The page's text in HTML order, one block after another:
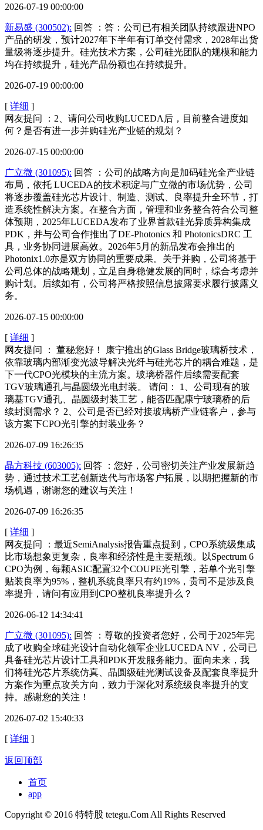
2026-07-19 00:00:00
新易盛 (300502): 回答 ：答：公司已有相关团队持续跟进NPO
产品的研发，预计2027年下半年有订单交付需求，2028年出货
量级将逐步提升。硅光技术方案，公司硅光团队的规模和能力
均在持续提升，硅光产品份额也在持续提升。
2026-07-19 00:00:00
[ 详细 ]
网友提问 ：2、请问公司收购LUCEDA后，目前整合进度如
何？是否有进一步并购硅光产业链的规划？
2026-07-15 00:00:00
广立微 (301095): 回答 ：公司的战略方向是加码硅光全产业链
布局，依托 LUCEDA的技术积淀与广立微的市场优势，公司
将逐步覆盖硅光芯片设计、制造、测试、良率提升全环节，打
造系统性解决方案。在整合方面，管理和业务整合符合公司整
体预期，2025年LUCEDA发布了业界首款硅光异质异构集成
PDK，并与公司合作推出了DE-Photonics 和 PhotonicsDRC 工
具，业务协同进展高效。2026年5月的新品发布会推出的
Photonix1.0亦是双方协同的重要成果。关于并购，公司将基于
公司总体的战略规划，立足自身稳健发展的同时，综合考虑并
购计划。后续如有，公司将严格按照信息披露要求履行披露义
务。
2026-07-15 00:00:00
[ 详细 ]
网友提问 ： 董秘您好！ 康宁推出的Glass Bridge玻璃桥技术，
依靠玻璃内部渐变光波导解决光纤与硅光芯片的耦合难题，是
下一代CPO光模块的主流方案。玻璃桥器件后续需要配套
TGV玻璃通孔与晶圆级光电封装。 请问： 1、公司现有的玻
璃基TGV通孔、晶圆级封装工艺，能否匹配康宁玻璃桥的后
续封测需求？ 2、公司是否已经对接玻璃桥产业链客户，参与
该方案下CPO光引擎的封装业务？
2026-07-09 16:26:35
晶方科技 (603005): 回答 ：您好，公司密切关注产业发展新趋
势，通过技术工艺创新迭代与市场客户拓展，以期把握新的市
场机遇，谢谢您的建议与关注！
2026-07-09 16:26:35
[ 详细 ]
网友提问 ：最近SemiAnalysis报告重点提到，CPO系统级集成
比市场想象更复杂，良率和经济性是主要瓶颈。以Spectrum 6
CPO为例，每颗ASIC配置32个COUPE光引擎，若单个光引擎
贴装良率为95%，整机系统良率只有约19%，贵司不是涉及良
率提升，请问有应用到CPO整机良率提升么？
2026-06-12 14:34:41
广立微 (301095): 回答 ：尊敬的投资者您好，公司于2025年完
成了收购全球硅光设计自动化领军企业LUCEDA NV，公司已
具备硅光芯片设计工具和PDK开发服务能力。面向未来，我
们将硅光芯片系统仿真、晶圆级硅光测试设备及配套良率提升
方案作为重点攻关方向，致力于深化对系统级良率提升的支
持。感谢您的关注！
2026-07-02 15:40:33
[ 详细 ]
返回顶部
首页
app
Copyright © 2016 特特股 tetegu.Com All Rights Reserved